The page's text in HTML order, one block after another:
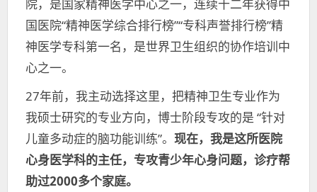
院，是国家精神医学中心之一，连续十二年获得中
国医院“精神医学综合排行榜”“专科声誉排行榜”精
神医学专科第一名，是世界卫生组织的协作培训中
心之一。
27年前，我主动选择这里，把精神卫生专业作为
我硕士研究的专业方向，博士阶段专攻的是 “针对
儿童多动症的脑功能训练”。 现在，我是这所医院
心身医学科的主任，专攻青少年心身问题，诊疗帮
助过2000多个家庭。